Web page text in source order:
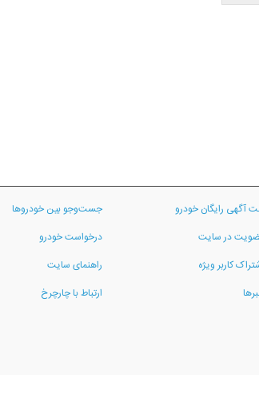
آگهی رایگان خودرو
در سایت
کاربر ویژه
جست‌وجو بین خودروها
درخواست خودرو
راهنمای سایت
ارتباط با چارچرخ